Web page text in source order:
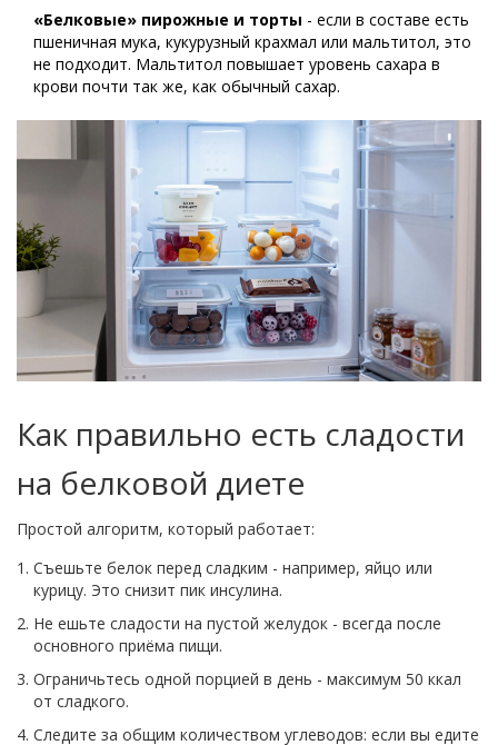
«Белковые» пирожные и торты - если в составе есть
пшеничная мука, кукурузный крахмал или мальтитол, это
не подходит. Мальтитол повышает уровень сахара в
крови почти так же, как обычный сахар.
Как правильно есть сладости
на белковой диете
Простой алгоритм, который работает:
Съешьте белок перед сладким - например, яйцо или
курицу. Это снизит пик инсулина.
Не ешьте сладости на пустой желудок - всегда после
основного приёма пищи.
Ограничьтесь одной порцией в день - максимум 50 ккал
от сладкого.
Следите за общим количеством углеводов: если вы едите